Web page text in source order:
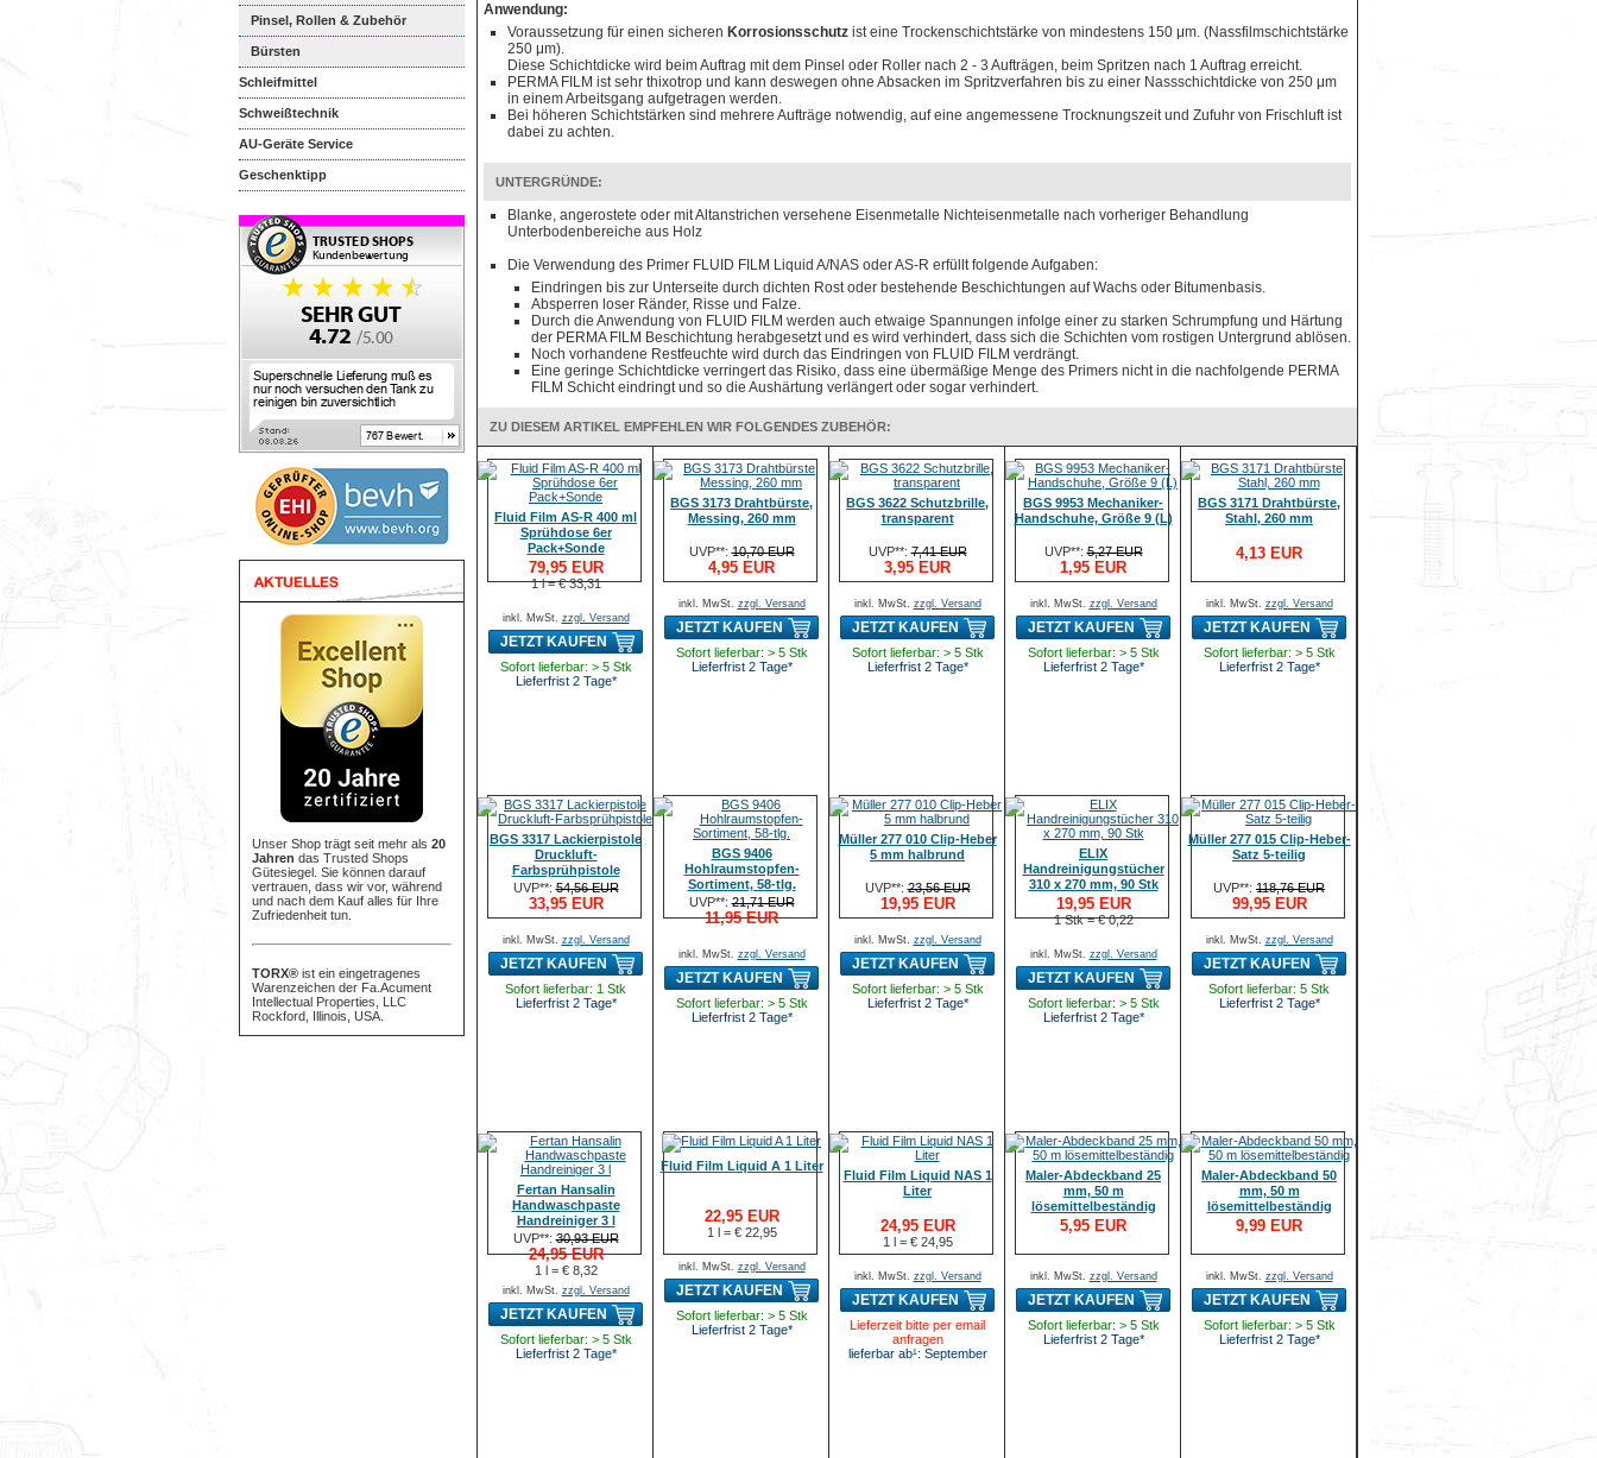
Pinsel, Rollen & Zubehör
Bürsten
Schleifmittel
Schweißtechnik
AU-Geräte Service
Geschenktipp
Unser Shop trägt seit mehr als 20
Jahren das Trusted Shops
Gütesiegel. Sie können darauf
vertrauen, dass wir vor, während
und nach dem Kauf alles für Ihre
Zufriedenheit tun.
TORX® ist ein eingetragenes
Warenzeichen der Fa.Acument
Intellectual Properties, LLC
Rockford, Illinois, USA.
Anwendung:
Voraussetzung für einen sicheren Korrosionsschutz ist eine Trockenschichtstärke von mindestens 150 μm. (Nassfilmschichtstärke
250 μm).
Diese Schichtdicke wird beim Auftrag mit dem Pinsel oder Roller nach 2 - 3 Aufträgen, beim Spritzen nach 1 Auftrag erreicht.
PERMA FILM ist sehr thixotrop und kann deswegen ohne Absacken im Spritzverfahren bis zu einer Nassschichtdicke von 250 μm
in einem Arbeitsgang aufgetragen werden.
Bei höheren Schichtstärken sind mehrere Aufträge notwendig, auf eine angemessene Trocknungszeit und Zufuhr von Frischluft ist
dabei zu achten.
UNTERGRÜNDE:
Blanke, angerostete oder mit Altanstrichen versehene Eisenmetalle Nichteisenmetalle nach vorheriger Behandlung
Unterbodenbereiche aus Holz
Die Verwendung des Primer FLUID FILM Liquid A/NAS oder AS-R erfüllt folgende Aufgaben:
Eindringen bis zur Unterseite durch dichten Rost oder bestehende Beschichtungen auf Wachs oder Bitumenbasis.
Absperren loser Ränder, Risse und Falze.
Durch die Anwendung von FLUID FILM werden auch etwaige Spannungen infolge einer zu starken Schrumpfung und Härtung
der PERMA FILM Beschichtung herabgesetzt und es wird verhindert, dass sich die Schichten vom rostigen Untergrund ablösen.
Noch vorhandene Restfeuchte wird durch das Eindringen von FLUID FILM verdrängt.
Eine geringe Schichtdicke verringert das Risiko, dass eine übermäßige Menge des Primers nicht in die nachfolgende PERMA
FILM Schicht eindringt und so die Aushärtung verlängert oder sogar verhindert.
ZU DIESEM ARTIKEL EMPFEHLEN WIR FOLGENDES ZUBEHÖR:
Fluid Film AS-R 400 ml
Sprühdose 6er
Pack+Sonde
79,95 EUR
1 l = € 33,31
inkl. MwSt. zzgl. Versand
JETZT KAUFEN
Sofort lieferbar: > 5 Stk
Lieferfrist 2 Tage*
BGS 3173 Drahtbürste,
Messing, 260 mm
UVP**:10,70 EUR
4,95 EUR
inkl. MwSt. zzgl. Versand
JETZT KAUFEN
Sofort lieferbar: > 5 Stk
Lieferfrist 2 Tage*
BGS 3622 Schutzbrille,
transparent
UVP**:7,41 EUR
3,95 EUR
inkl. MwSt. zzgl. Versand
JETZT KAUFEN
Sofort lieferbar: > 5 Stk
Lieferfrist 2 Tage*
BGS 9953 Mechaniker-
Handschuhe, Größe 9 (L)
UVP**:5,27 EUR
1,95 EUR
inkl. MwSt. zzgl. Versand
JETZT KAUFEN
Sofort lieferbar: > 5 Stk
Lieferfrist 2 Tage*
BGS 3171 Drahtbürste,
Stahl, 260 mm
4,13 EUR
inkl. MwSt. zzgl. Versand
JETZT KAUFEN
Sofort lieferbar: > 5 Stk
Lieferfrist 2 Tage*
BGS 3317 Lackierpistole
Druckluft-
Farbsprühpistole
UVP**:54,56 EUR
33,95 EUR
inkl. MwSt. zzgl. Versand
JETZT KAUFEN
Sofort lieferbar: 1 Stk
Lieferfrist 2 Tage*
BGS 9406
Hohlraumstopfen-
Sortiment, 58-tlg.
UVP**:21,71 EUR
11,95 EUR
inkl. MwSt. zzgl. Versand
JETZT KAUFEN
Sofort lieferbar: > 5 Stk
Lieferfrist 2 Tage*
Müller 277 010 Clip-Heber
5 mm halbrund
UVP**:23,56 EUR
19,95 EUR
inkl. MwSt. zzgl. Versand
JETZT KAUFEN
Sofort lieferbar: > 5 Stk
Lieferfrist 2 Tage*
ELIX
Handreinigungstücher
310 x 270 mm, 90 Stk
19,95 EUR
1 Stk = € 0,22
inkl. MwSt. zzgl. Versand
JETZT KAUFEN
Sofort lieferbar: > 5 Stk
Lieferfrist 2 Tage*
Müller 277 015 Clip-Heber-
Satz 5-teilig
UVP**: 118,76 EUR
99,95 EUR
inkl. MwSt. zzgl. Versand
JETZT KAUFEN
Sofort lieferbar: 5 Stk
Lieferfrist 2 Tage*
Fertan Hansalin
Handwaschpaste
Handreiniger 3 l
UVP**:30,93 EUR
24,95 EUR
1 l = € 8,32
inkl. MwSt. zzgl. Versand
JETZT KAUFEN
Sofort lieferbar: > 5 Stk
Lieferfrist 2 Tage*
Fluid Film Liquid A 1 Liter
22,95 EUR
1 l = € 22,95
inkl. MwSt. zzgl. Versand
JETZT KAUFEN
Sofort lieferbar: > 5 Stk
Lieferfrist 2 Tage*
Fluid Film Liquid NAS 1
Liter
24,95 EUR
1 l = € 24,95
inkl. MwSt. zzgl. Versand
JETZT KAUFEN
Lieferzeit bitte per email
anfragen
lieferbar ab¹: September
Maler-Abdeckband 25
mm, 50 m
lösemittelbeständig
5,95 EUR
inkl. MwSt. zzgl. Versand
JETZT KAUFEN
Sofort lieferbar: > 5 Stk
Lieferfrist 2 Tage*
Maler-Abdeckband 50
mm, 50 m
lösemittelbeständig
9,99 EUR
inkl. MwSt. zzgl. Versand
JETZT KAUFEN
Sofort lieferbar: > 5 Stk
Lieferfrist 2 Tage*